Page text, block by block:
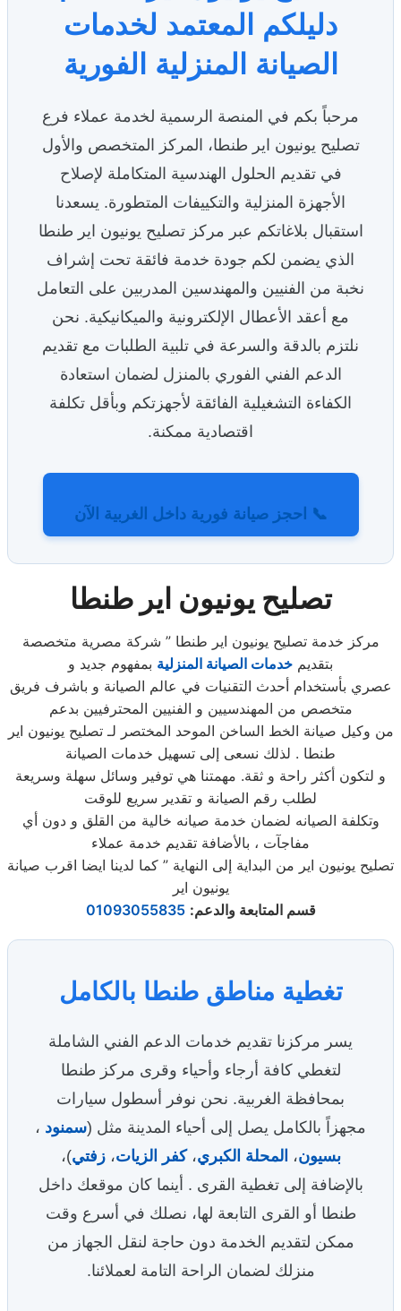
دليلكم المعتمد لخدمات
الصيانة المنزلية الفورية
مرحباً بكم في المنصة الرسمية لخدمة عملاء فرع
تصليح يونيون اير طنطا، المركز المتخصص والأول
في تقديم الحلول الهندسية المتكاملة لإصلاح
الأجهزة المنزلية والتكييفات المتطورة. يسعدنا
استقبال بلاغاتكم عبر مركز تصليح يونيون اير طنطا
الذي يضمن لكم جودة خدمة فائقة تحت إشراف
نخبة من الفنيين والمهندسين المدربين على التعامل
مع أعقد الأعطال الإلكترونية والميكانيكية. نحن
نلتزم بالدقة والسرعة في تلبية الطلبات مع تقديم
الدعم الفني الفوري بالمنزل لضمان استعادة
الكفاءة التشغيلية الفائقة لأجهزتكم وبأقل تكلفة
اقتصادية ممكنة.
📞 احجز صيانة فورية داخل الغربية الآن
تصليح يونيون اير طنطا
مركز خدمة تصليح يونيون اير طنطا ” شركة مصرية متخصصة
بتقديم خدمات الصيانة المنزلية بمفهوم جديد و
عصري بأستخدام أحدث التقنيات في عالم الصيانة و باشرف فريق
متخصص من المهندسيين و الفنيين المحترفيين بدعم
من وكيل صيانة الخط الساخن الموحد المختصر لـ تصليح يونيون اير
طنطا . لذلك نسعى إلى تسهيل خدمات الصيانة
و لتكون أكثر راحة و ثقة. مهمتنا هي توفير وسائل سهلة وسريعة
لطلب رقم الصيانة و تقدير سريع للوقت
وتكلفة الصيانه لضمان خدمة صيانه خالية من القلق و دون أي
مفاجآت ، بالأضافة تقديم خدمة عملاء
تصليح يونيون اير من البداية إلى النهاية ” كما لدينا ايضا اقرب صيانة
يونيون اير
قسم المتابعة والدعم:
01093055835
تغطية مناطق طنطا بالكامل
يسر مركزنا تقديم خدمات الدعم الفني الشاملة
لتغطي كافة أرجاء وأحياء وقرى مركز طنطا
بمحافظة الغربية. نحن نوفر أسطول سيارات
مجهزاً بالكامل يصل إلى أحياء المدينة مثل (سمنود ،
بسيون، المحلة الكبري،كفر الزيات،زفتي)،
بالإضافة إلى تغطية القرى . أينما كان موقعك داخل
طنطا أو القرى التابعة لها، نصلك في أسرع وقت
ممكن لتقديم الخدمة دون حاجة لنقل الجهاز من
منزلك لضمان الراحة التامة لعملائنا.